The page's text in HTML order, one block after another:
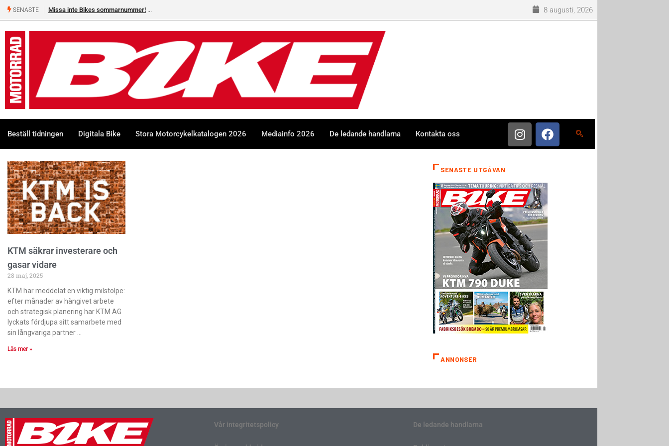
SENASTE Missa inte Bikes sommarnummer! 8 augusti, 2026
Beställ tidningen Digitala Bike Stora Motorcykelkatalogen 2026 Mediainfo 2026 De ledande handlarna Kontakta oss
KTM säkrar investerare och
gasar vidare
28 maj, 2025
KTM har meddelat en viktig milstolpe:
efter månader av hängivet arbete
och strategisk planering har KTM AG
lyckats fördjupa sitt samarbete med
sin långvariga partner
Läs mer »
SENASTE UTGÅVAN
ANNONSER
Vår integritetspolicy De ledande handlarna